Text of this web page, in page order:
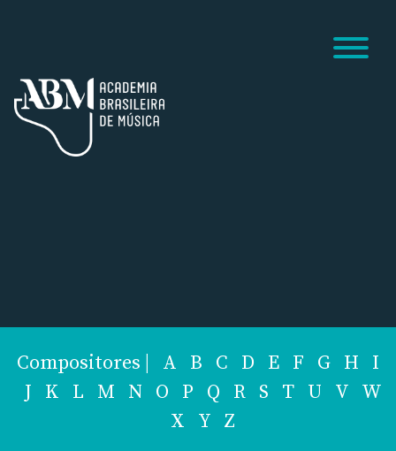
Compositores A B C D E F G H
I
J
K L M N O P Q R S T U V
W
X
Y Z